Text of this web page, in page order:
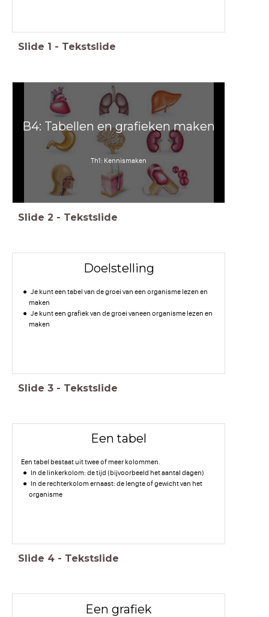
Slide 1 - Tekstslide
B4: Tabellen en grafieken maken
Th1: Kennismaken
Slide 2 - Tekstslide
Doelstelling
Je kunt een tabel van de groei van een organisme lezen en
maken
Je kunt een grafiek van de groei vaneen organisme lezen en
maken
Slide 3 - Tekstslide
Een tabel
Een tabel bestaat uit twee of meer kolommen.
In de linkerkolom: de tijd (bijvoorbeeld het aantal dagen)
In de rechterkolom ernaast: de lengte of gewicht van het
organisme
Slide 4 - Tekstslide
Een grafiek